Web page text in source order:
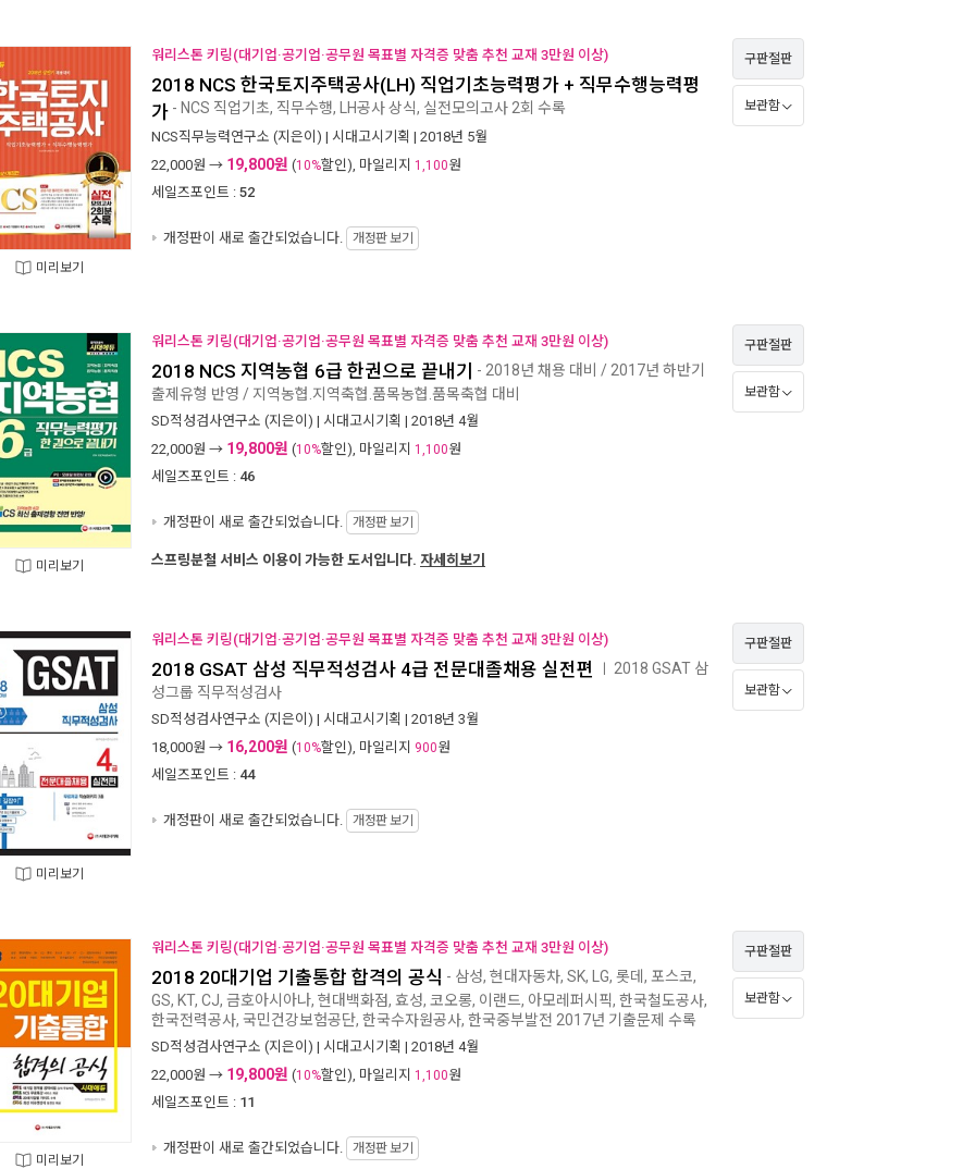
미리보기
워리스톤 키링(대기업·공기업·공무원 목표별 자격증 맞춤 추천 교재 3만원 이상)
2018 NCS 한국토지주택공사(LH) 직업기초능력평가 + 직무수행능력평
가 - NCS 직업기초, 직무수행, LH공사 상식, 실전모의고사 2회 수록
NCS직무능력연구소 (지은이) | 시대고시기획 | 2018년 5월
22,000원 → 19,800원 (10%할인), 마일리지 1,100원
세일즈포인트 : 52
개정판이 새로 출간되었습니다. 개정판 보기
구판절판
보관함
미리보기
워리스톤 키링(대기업·공기업·공무원 목표별 자격증 맞춤 추천 교재 3만원 이상)
2018 NCS 지역농협 6급 한권으로 끝내기 - 2018년 채용 대비 / 2017년 하반기
출제유형 반영 / 지역농협.지역축협.품목농협.품목축협 대비
SD적성검사연구소 (지은이) | 시대고시기획 | 2018년 4월
22,000원 → 19,800원 (10%할인), 마일리지 1,100원
세일즈포인트 : 46
개정판이 새로 출간되었습니다. 개정판 보기
구판절판
보관함
스프링분철 서비스 이용이 가능한 도서입니다. 자세히보기
미리보기
워리스톤 키링(대기업·공기업·공무원 목표별 자격증 맞춤 추천 교재 3만원 이상)
2018 GSAT 삼성 직무적성검사 4급 전문대졸채용 실전편 2018 GSAT 삼
성그룹 직무적성검사
SD적성검사연구소 (지은이) | 시대고시기획 | 2018년 3월
18,000원 → 16,200원 (10%할인), 마일리지 900원
세일즈포인트 : 44
개정판이 새로 출간되었습니다. 개정판 보기
구판절판
보관함
미리보기
워리스톤 키링(대기업·공기업·공무원 목표별 자격증 맞춤 추천 교재 3만원 이상)
2018 20대기업 기출통합 합격의 공식 - 삼성, 현대자동차, SK, LG, 롯데, 포스코,
GS, KT, CJ, 금호아시아나, 현대백화점, 효성, 코오롱, 이랜드, 아모레퍼시픽, 한국철도공사,
한국전력공사, 국민건강보험공단, 한국수자원공사, 한국중부발전 2017년 기출문제 수록
SD적성검사연구소 (지은이) | 시대고시기획 | 2018년 4월
22,000원 → 19,800원 (10%할인), 마일리지 1,100원
세일즈포인트 : 11
개정판이 새로 출간되었습니다. 개정판 보기
구판절판
보관함